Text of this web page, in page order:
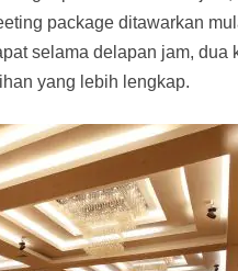
package ditawarkan
selama delapan jam, dua
yang lebih lengkap.